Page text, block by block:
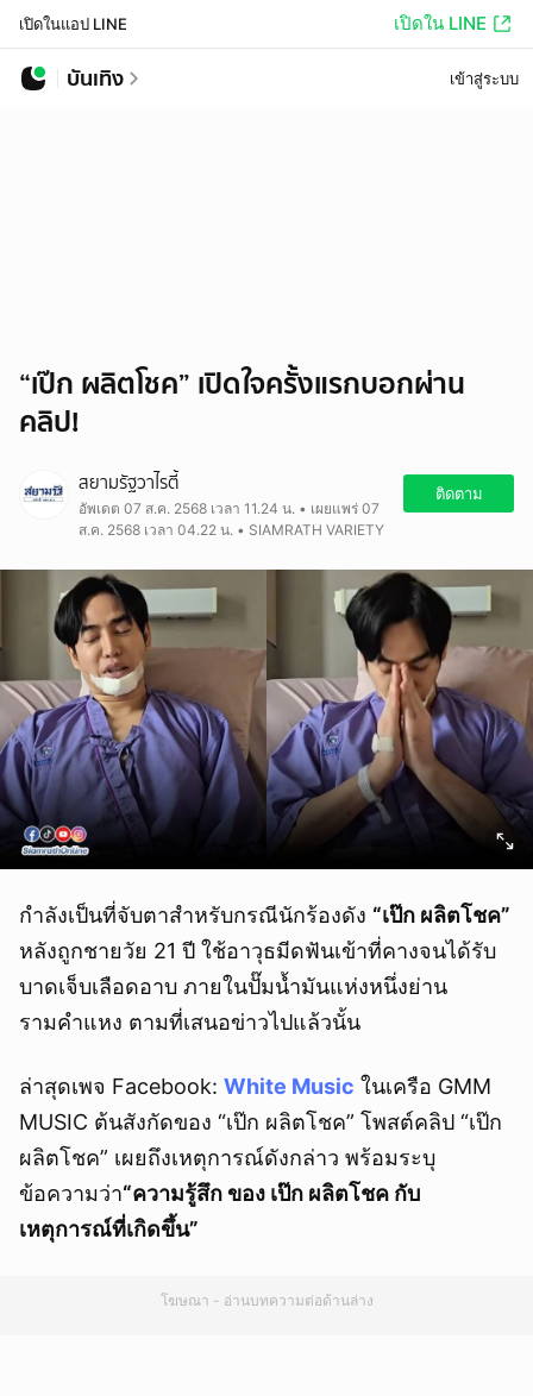
เปิดในแอป LINE เปิดใน LINE
บันเทิง เข้าสู่ระบบ
“เป๊ก ผลิตโชค” เปิดใจครั้งแรกบอกผ่าน
คลิป!
สยามรัฐวาไรตี้
อัพเดต 07 ส.ค. 2568 เวลา 11.24 น. • เผยแพร่ 07
ส.ค. 2568 เวลา 04.22 น. • SIAMRATH VARIETY
ติดตาม
กำลังเป็นที่จับตาสำหรับกรณีนักร้องดัง “เป๊ก ผลิตโชค”
หลังถูกชายวัย 21 ปี ใช้อาวุธมีดฟันเข้าที่คางจนได้รับ
บาดเจ็บเลือดอาบ ภายในปั๊มน้ำมันแห่งหนึ่งย่าน
รามคำแหง ตามที่เสนอข่าวไปแล้วนั้น
ล่าสุดเพจ Facebook: White Music ในเครือ GMM
MUSIC ต้นสังกัดของ “เป๊ก ผลิตโชค” โพสต์คลิป “เป๊ก
ผลิตโชค” เผยถึงเหตุการณ์ดังกล่าว พร้อมระบุ
ข้อความว่า“ความรู้สึก ของ เป๊ก ผลิตโชค กับ
เหตุการณ์ที่เกิดขึ้น”
โฆษณา - อ่านบทความต่อด้านล่าง